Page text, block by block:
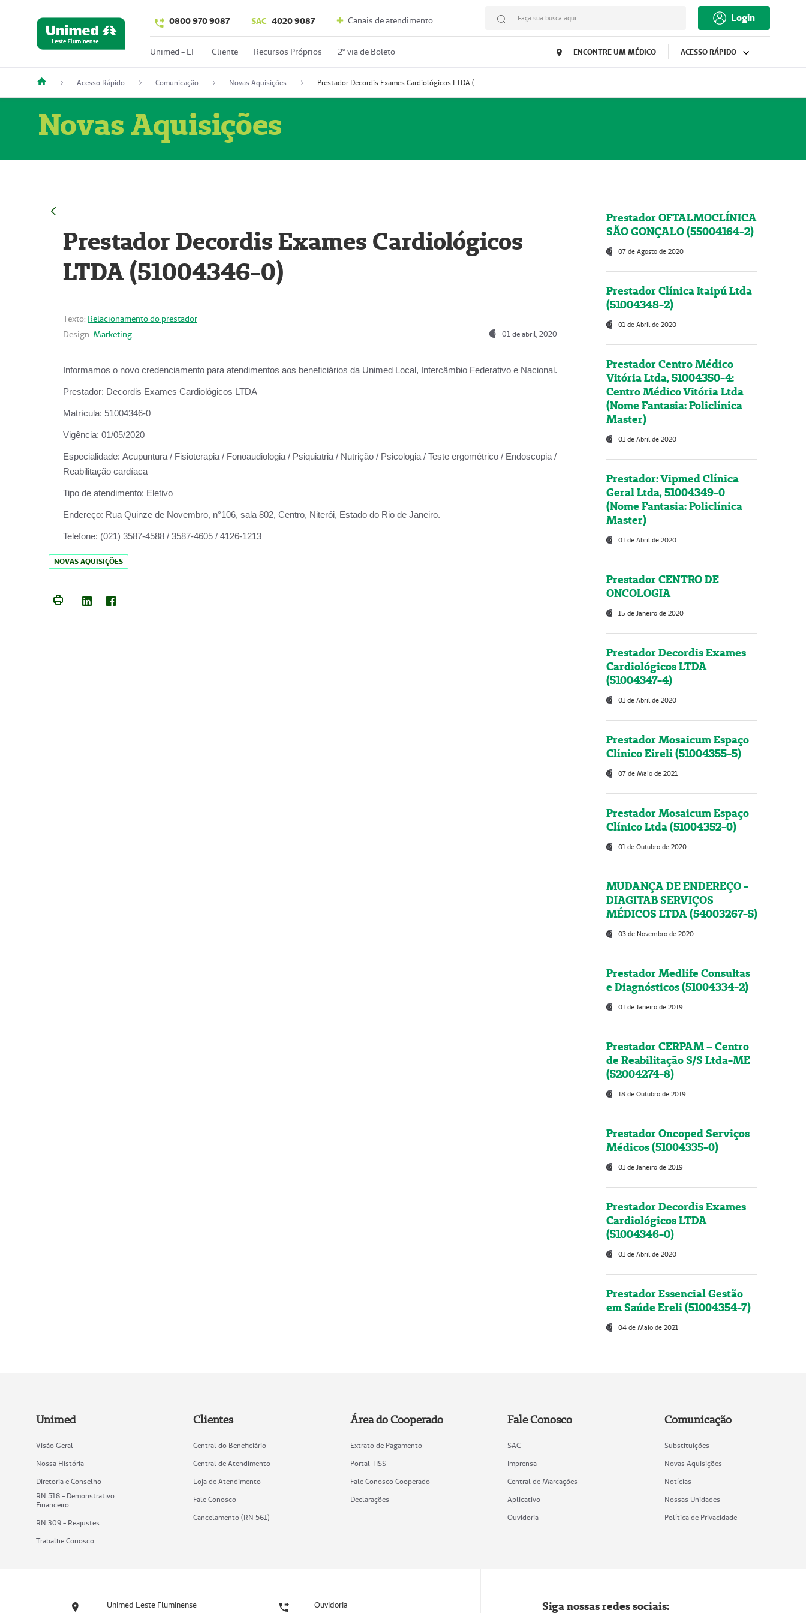
0800 970 9087 SAC 4020 9087 Canais de atendimento Faça sua busca aqui Login
Unimed - LF Cliente Recursos Próprios 2º via de Boleto ENCONTRE UM MÉDICO ACESSO RÁPIDO
Acesso Rápido Comunicação Novas Aquisições Prestador Decordis Exames Cardiológicos LTDA (51004346-0)
Novas Aquisições
Prestador Decordis Exames Cardiológicos
LTDA (51004346-0)
Texto: Relacionamento do prestador
Design: Marketing 01 de abril, 2020
Informamos o novo credenciamento para atendimentos aos beneficiários da Unimed Local, Intercâmbio Federativo e Nacional.
Prestador: Decordis Exames Cardiológicos LTDA
Matrícula: 51004346-0
Vigência: 01/05/2020
Especialidade: Acupuntura / Fisioterapia / Fonoaudiologia / Psiquiatria / Nutrição / Psicologia / Teste ergométrico / Endoscopia /
Reabilitação cardíaca
Tipo de atendimento: Eletivo
Endereço: Rua Quinze de Novembro, n°106, sala 802, Centro, Niterói, Estado do Rio de Janeiro.
Telefone: (021) 3587-4588 / 3587-4605 / 4126-1213
NOVAS AQUISIÇÕES
Prestador OFTALMOCLÍNICA
SÃO GONÇALO (55004164-2)
07 de Agosto de 2020
Prestador Clínica Itaipú Ltda
(51004348-2)
01 de Abril de 2020
Prestador Centro Médico
Vitória Ltda, 51004350-4:
Centro Médico Vitória Ltda
(Nome Fantasia: Policlínica
Master)
01 de Abril de 2020
Prestador: Vipmed Clínica
Geral Ltda, 51004349-0
(Nome Fantasia: Policlínica
Master)
01 de Abril de 2020
Prestador CENTRO DE
ONCOLOGIA
15 de Janeiro de 2020
Prestador Decordis Exames
Cardiológicos LTDA
(51004347-4)
01 de Abril de 2020
Prestador Mosaicum Espaço
Clínico Eireli (51004355-5)
07 de Maio de 2021
Prestador Mosaicum Espaço
Clínico Ltda (51004352-0)
01 de Outubro de 2020
MUDANÇA DE ENDEREÇO -
DIAGITAB SERVIÇOS
MÉDICOS LTDA (54003267-5)
03 de Novembro de 2020
Prestador Medlife Consultas
e Diagnósticos (51004334-2)
01 de Janeiro de 2019
Prestador CERPAM – Centro
de Reabilitação S/S Ltda-ME
(52004274-8)
18 de Outubro de 2019
Prestador Oncoped Serviços
Médicos (51004335-0)
01 de Janeiro de 2019
Prestador Decordis Exames
Cardiológicos LTDA
(51004346-0)
01 de Abril de 2020
Prestador Essencial Gestão
em Saúde Ereli (51004354-7)
04 de Maio de 2021
Unimed
Visão Geral
Nossa História
Diretoria e Conselho
RN 518 - Demonstrativo
Financeiro
RN 309 - Reajustes
Trabalhe Conosco
Clientes
Central do Beneficiário
Central de Atendimento
Loja de Atendimento
Fale Conosco
Cancelamento (RN 561)
Área do Cooperado
Extrato de Pagamento
Portal TISS
Fale Conosco Cooperado
Declarações
Fale Conosco
SAC
Imprensa
Central de Marcações
Aplicativo
Ouvidoria
Comunicação
Substituições
Novas Aquisições
Notícias
Nossas Unidades
Política de Privacidade
Unimed Leste Fluminense Ouvidoria Siga nossas redes sociais: